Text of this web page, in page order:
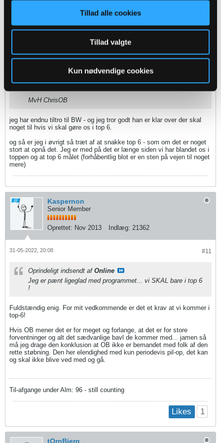
Tillad alle cookies
Tillad valgte
Kun nødvendige cookies
top 6, da problemet i OB, åbenbart, er (over)forventelige
naivt at tro at den samme trup og det samme hold som i
denne sæson bare sådan uden videre bliver et top 6 hold
over en sommerpause.
Der er altså en grund til, at vi kun vandt 4 ud af 22 kampe i
klappe hesten lidt...
MvH ChrisOB
jeg har endnu tiltro til BW - og jeg tror godt han er klar over der skal
noget til hvis vi skal gøre os i top 6.
og så er jeg i øvrigt så træt af at snakke top 6 - som om det er noget
stort at opnå det. Jeg er med på det er længe siden vi har blandet os i
toppen og at top 6 målet (forhåbentlig blot er en sten på vejen til noget
mere)
Kaspernon
Senior Member
Oprettet: Nov 2013 Indlæg: 21362
#11
31-05-2022, 20:08
Oprindeligt indsendt af Online
Jeg er pænt ligeglad med programmet... vi SKAL bare i top 6
!
Fuldstændig enig. For mit vedkommende er det et krav at vi kommer i
top-6!
​​​​​​Hvis OB mener det er for meget og forlange, at det er for store
forventninger og alt det sædvanlige bavl de kommer med... jamen så
må jeg drage den konklusion at OB ikke er bemandet med folk af den
rette støbning. Den her elendighed med kun periodevis pil-op, det kan
og skal ikke blive ved med og gå.
Til-afgange under Alm: 96 - still counting
Likes 1
tOrnBjerg